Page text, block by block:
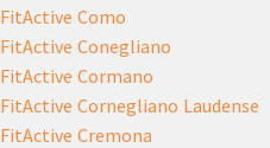
FitActive Como
FitActive Conegliano
FitActive Cormano
FitActive Cornegliano Laudense
FitActive Cremona